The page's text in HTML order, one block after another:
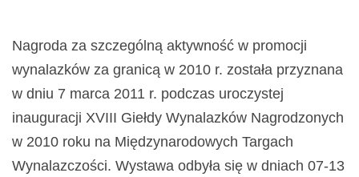
Nagroda za szczególną aktywność w promocji
wynalazków za granicą w 2010 r. została przyznana
w dniu 7 marca 2011 r. podczas uroczystej
inauguracji XVIII Giełdy Wynalazków Nagrodzonych
w 2010 roku na Międzynarodowych Targach
Wynalazczości. Wystawa odbyła się w dniach 07-13